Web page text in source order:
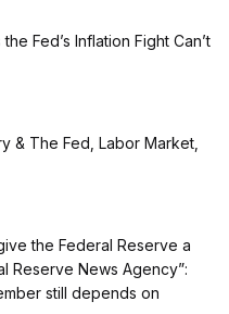
Fed’s Inflation Fight Can’t
& The Fed, Labor Market,
the Federal Reserve a
Reserve News Agency”:
still depends on